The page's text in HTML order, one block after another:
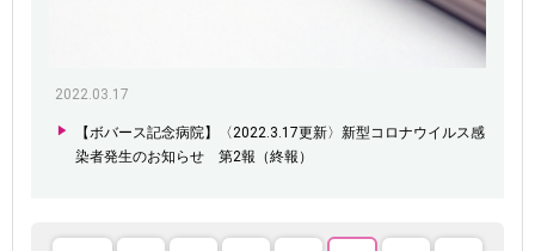
2022.03.17
【ボバース記念病院】〈2022.3.17更新〉新型コロナウイルス感
染者発生のお知らせ 第2報（終報）